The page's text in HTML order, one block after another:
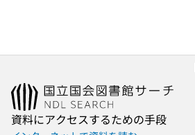
資料にアクセスするための手段